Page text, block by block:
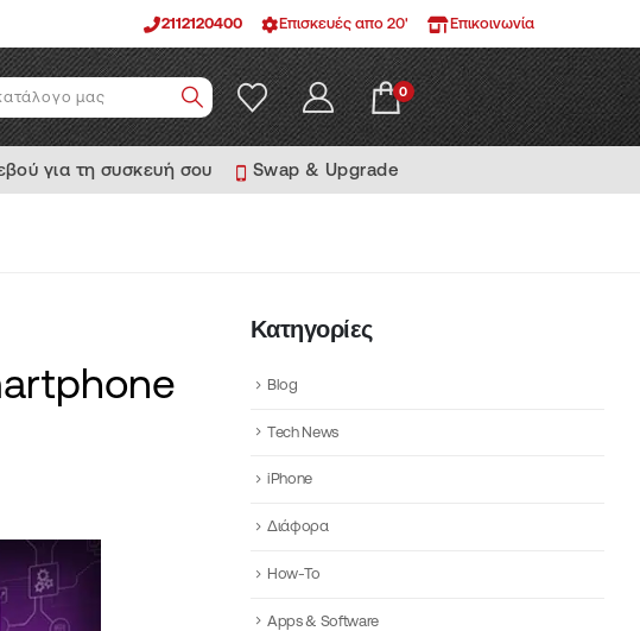
2112120400 Επισκευές απο 20' Επικοινωνία
0
για τη συσκευή σου Swap & Upgrade
Κατηγορίες
Blog
Tech News
iPhone
Διάφορα
How-To
Apps & Software